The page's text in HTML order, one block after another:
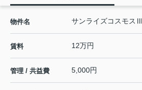
物件名 サンライズコスモスⅢ
賃料 12万円
管理 / 共益費 5,000円